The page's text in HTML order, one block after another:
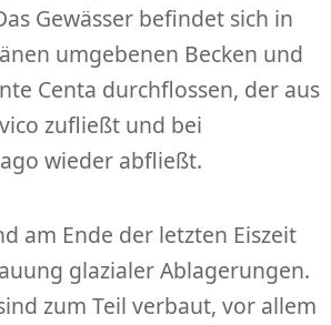
Gewässer befindet sich in
umgebenen Becken und
Centa durchflossen, der aus
zufließt und bei
wieder abfließt.
am Ende der letzten Eiszeit
glazialer Ablagerungen.
zum Teil verbaut, vor allem